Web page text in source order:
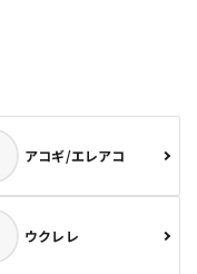
アコギ/エレアコ
ウクレレ